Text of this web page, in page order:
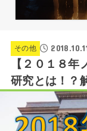
その他
【２０１８
研究とは！？